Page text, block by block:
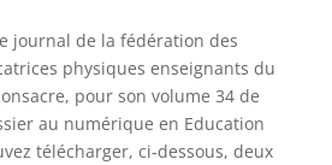
journal de la fédération des
physiques enseignants du
pour son volume 34 de
au numérique en Education
télécharger, ci-dessous, deux